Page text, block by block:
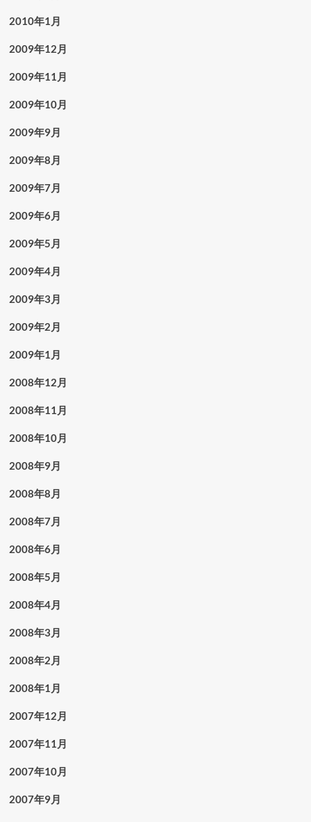
2010年1月
2009年12月
2009年11月
2009年10月
2009年9月
2009年8月
2009年7月
2009年6月
2009年5月
2009年4月
2009年3月
2009年2月
2009年1月
2008年12月
2008年11月
2008年10月
2008年9月
2008年8月
2008年7月
2008年6月
2008年5月
2008年4月
2008年3月
2008年2月
2008年1月
2007年12月
2007年11月
2007年10月
2007年9月